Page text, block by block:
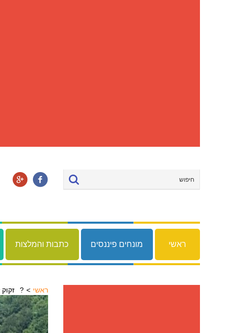
ראשי מונחים פיננסים כתבות והמלצות
ראשי זקוק להלוואה אבל הבנק מסרב לתת?